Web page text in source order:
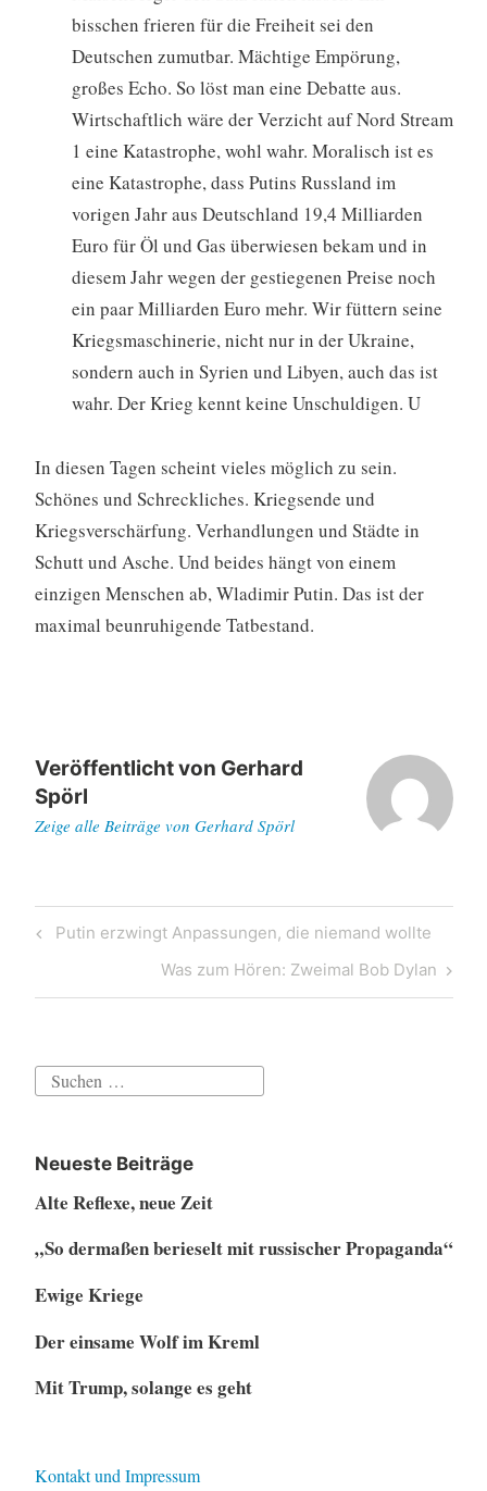
bisschen frieren für die Freiheit sei den
Deutschen zumutbar. Mächtige Empörung,
großes Echo. So löst man eine Debatte aus.
Wirtschaftlich wäre der Verzicht auf Nord Stream
1 eine Katastrophe, wohl wahr. Moralisch ist es
eine Katastrophe, dass Putins Russland im
vorigen Jahr aus Deutschland 19,4 Milliarden
Euro für Öl und Gas überwiesen bekam und in
diesem Jahr wegen der gestiegenen Preise noch
ein paar Milliarden Euro mehr. Wir füttern seine
Kriegsmaschinerie, nicht nur in der Ukraine,
sondern auch in Syrien und Libyen, auch das ist
wahr. Der Krieg kennt keine Unschuldigen. U
In diesen Tagen scheint vieles möglich zu sein.
Schönes und Schreckliches. Kriegsende und
Kriegsverschärfung. Verhandlungen und Städte in
Schutt und Asche. Und beides hängt von einem
einzigen Menschen ab, Wladimir Putin. Das ist der
maximal beunruhigende Tatbestand.
Veröffentlicht von Gerhard
Spörl
Zeige alle Beiträge von Gerhard Spörl
Beitragsnavigation
Previous
Putin erzwingt Anpassungen, die niemand wollte
Next
Post
Was zum Hören: Zweimal Bob Dylan
Suchen
Neueste Beiträge
Alte Reflexe, neue Zeit
„So dermaßen berieselt mit russischer Propaganda“
Ewige Kriege
Der einsame Wolf im Kreml
Mit Trump, solange es geht
Kontakt und Impressum